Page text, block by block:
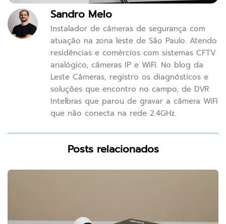
Sandro Melo
Instalador de câmeras de segurança com
atuação na zona leste de São Paulo. Atendo
residências e comércios com sistemas CFTV
analógico, câmeras IP e WiFi. No blog da
Leste Câmeras, registro os diagnósticos e
soluções que encontro no campo, de DVR
Intelbras que parou de gravar a câmera WiFi
que não conecta na rede 2.4GHz.
Posts relacionados